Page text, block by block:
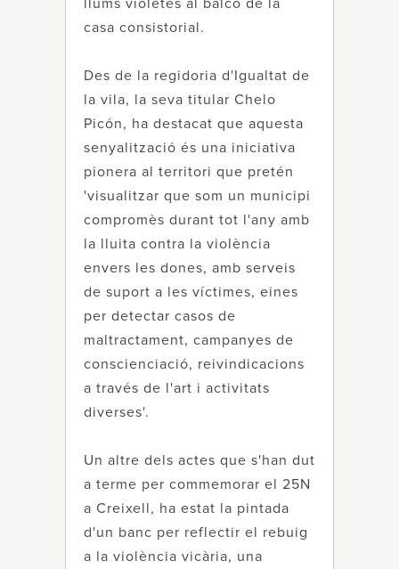
llums violetes al balcó de la
casa consistorial.
Des de la regidoria d'Igualtat de
la vila, la seva titular Chelo
Picón, ha destacat que aquesta
senyalització és una iniciativa
pionera al territori que pretén
'visualitzar que som un municipi
compromès durant tot l'any amb
la lluita contra la violència
envers les dones, amb serveis
de suport a les víctimes, eines
per detectar casos de
maltractament, campanyes de
conscienciació, reivindicacions
a través de l'art i activitats
diverses'.
Un altre dels actes que s'han dut
a terme per commemorar el 25N
a Creixell, ha estat la pintada
d'un banc per reflectir el rebuig
a la violència vicària, una